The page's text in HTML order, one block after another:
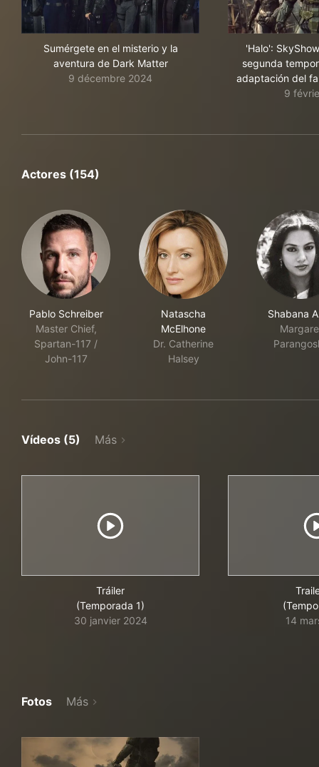
Sumérgete en el misterio y la
aventura de Dark Matter
9 décembre 2024
'Halo':
segunda
adaptación del
9
Actores (154)
Pablo Schreiber
Master Chief,
Spartan-117 /
John-117
Natascha
McElhone
Dr. Catherine
Halsey
Shabana
Vídeos (5) Más
Tráiler
(Temporada 1)
30 janvier 2024
14
Fotos Más